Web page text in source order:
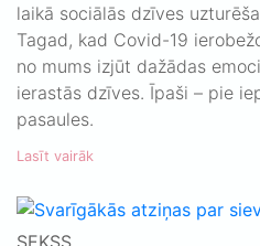
laikā sociālās dzīves
Tagad, kad Covid-19
no mums izjūt dažādas
ierastās dzīves. Īpaši – pie
pasaules.
Lasīt vairāk
SEKSS